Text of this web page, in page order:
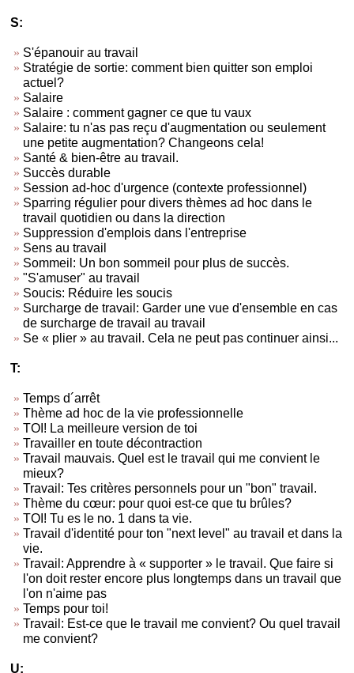
S:
S'épanouir au travail
Stratégie de sortie: comment bien quitter son emploi
actuel?
Salaire
Salaire : comment gagner ce que tu vaux
Salaire: tu n'as pas reçu d'augmentation ou seulement
une petite augmentation? Changeons cela!
Santé & bien-être au travail.
Succès durable
Session ad-hoc d'urgence (contexte professionnel)
Sparring régulier pour divers thèmes ad hoc dans le
travail quotidien ou dans la direction
Suppression d'emplois dans l'entreprise
Sens au travail
Sommeil: Un bon sommeil pour plus de succès.
"S'amuser" au travail
Soucis: Réduire les soucis
Surcharge de travail: Garder une vue d'ensemble en cas
de surcharge de travail au travail
Se « plier » au travail. Cela ne peut pas continuer ainsi...
T:
Temps d´arrêt
Thème ad hoc de la vie professionnelle
TOI! La meilleure version de toi
Travailler en toute décontraction
Travail mauvais. Quel est le travail qui me convient le
mieux?
Travail: Tes critères personnels pour un "bon" travail.
Thème du cœur: pour quoi est-ce que tu brûles?
TOI! Tu es le no. 1 dans ta vie.
Travail d'identité pour ton "next level" au travail et dans la
vie.
Travail: Apprendre à « supporter » le travail. Que faire si
l'on doit rester encore plus longtemps dans un travail que
l'on n'aime pas
Temps pour toi!
Travail: Est-ce que le travail me convient? Ou quel travail
me convient?
U: